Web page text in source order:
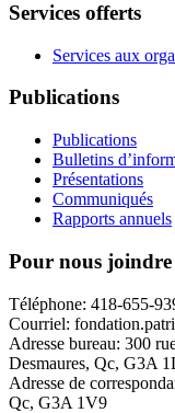
Services offerts
Services aux
Publications
Publications
Bulletins
Présentations
Communiqués
Rapports annuels
Pour nous joindre
Téléphone: 418-655-
Courriel:
Adresse bureau: 300
Desmaures, Qc, G3A
Adresse de
Qc, G3A 1V9